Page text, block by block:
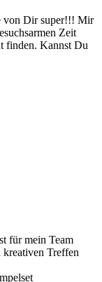
von Dir super!!! Mir
Zeit
finden. Kannst Du
für mein Team
kreativen Treffen